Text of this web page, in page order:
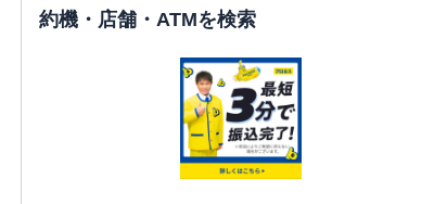
約機・店舗・ATMを検索